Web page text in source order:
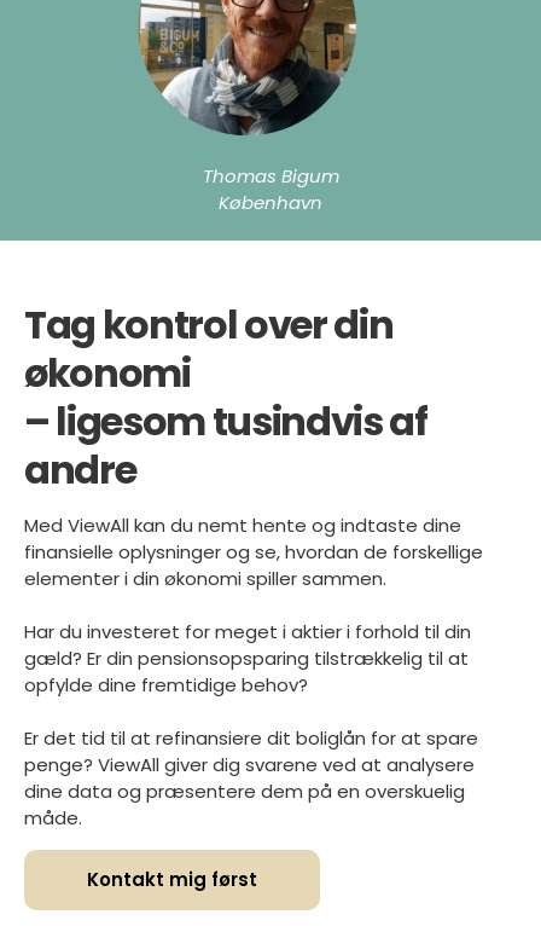
Thomas Bigum
København
Tag kontrol over din
økonomi
– ligesom tusindvis af
andre
Med ViewAll kan du nemt hente og indtaste dine
finansielle oplysninger og se, hvordan de forskellige
elementer i din økonomi spiller sammen.
Har du investeret for meget i aktier i forhold til din
gæld? Er din pensionsopsparing tilstrækkelig til at
opfylde dine fremtidige behov?
Er det tid til at refinansiere dit boliglån for at spare
penge? ViewAll giver dig svarene ved at analysere
dine data og præsentere dem på en overskuelig
måde.
Kontakt mig først